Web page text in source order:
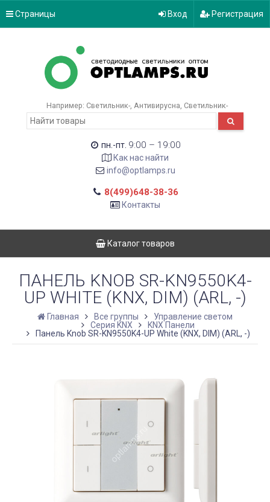
Страницы Вход Регистрация
Например: Светильник- Антивирусна Светильник-
пн.-пт. 9:00 – 19:00
Как нас найти
info@optlamps.ru
8(499)648-38-36
Контакты
Каталог товаров
ПАНЕЛЬ KNOB SR-KN9550K4-
UP WHITE (KNX, DIM) (ARL, -)
Главная Все группы
Управление светом
Серия KNX
KNX Панели
Панель Knob SR-KN9550K4-UP White (KNX, DIM) (ARL, -)